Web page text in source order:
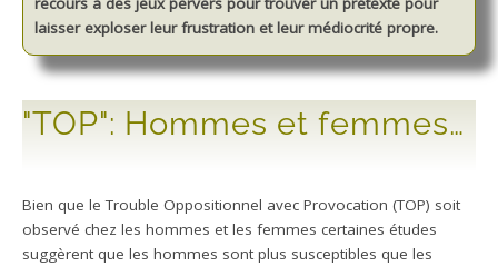
laisser exploser leur frustration et leur médiocrité propre.
"TOP": Hommes et femmes…
Bien que le Trouble Oppositionnel avec Provocation (TOP) soit
observé chez les hommes et les femmes certaines études
suggèrent que les hommes sont plus susceptibles que les